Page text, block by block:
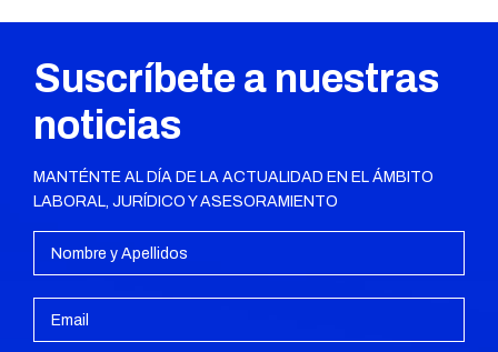
Suscríbete a nuestras
noticias
MANTÉNTE AL DÍA DE LA ACTUALIDAD EN EL ÁMBITO
LABORAL, JURÍDICO Y ASESORAMIENTO